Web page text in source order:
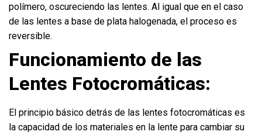
polímero, oscureciendo las lentes. Al igual que en el caso
de las lentes a base de plata halogenada, el proceso es
reversible.
Funcionamiento de las
Lentes Fotocromáticas:
El principio básico detrás de las lentes fotocromáticas es
la capacidad de los materiales en la lente para cambiar su